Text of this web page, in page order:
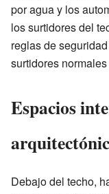
por agua y los
los surtidores del
reglas de
surtidores
Espacios
Debajo del techo,